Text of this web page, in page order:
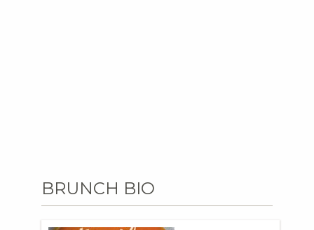
BRUNCH BIO